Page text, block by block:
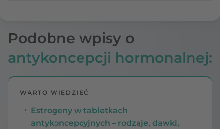
Podobne wpisy o
antykoncepcji hormonalnej:
WARTO WIEDZIEĆ
Estrogeny w tabletkach
antykoncepcyjnych – rodzaje, dawki,